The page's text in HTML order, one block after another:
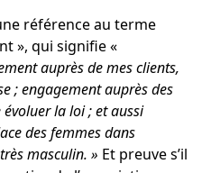
référence au terme
», qui signifie «
auprès de mes clients,
; engagement auprès des
la loi ; et aussi
des femmes dans
masculin. » Et preuve s’il